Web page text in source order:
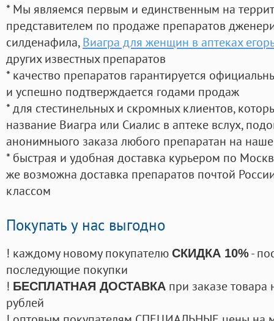
* Мы являемся первым и единственным на
представителем по продаже препаратов
силденафила, Виагра для женщин в аптеках
других известных препаратов
* качество препаратов гарантируется
и успешно подтверждается годами продаж
* для стестинельных и скромных клиентов,
название Виагра или Сиалис в аптеке вслух,
анонимныого заказа любого препаратан на
* быстрая и удобная доставка курьером по
же возможна доставка препаратов почтой
классом
Покупать у нас выгодно
! каждому новому покупателю СКИДКА 10%-
последующие покупки
! БЕСПЛАТНАЯ ДОСТАВКА при заказе
рублей